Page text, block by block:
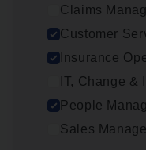
Claims
Customer
Insurance
IT, Change &
People
Sales
Pro­fit en Public
Insurance
Antwerpen